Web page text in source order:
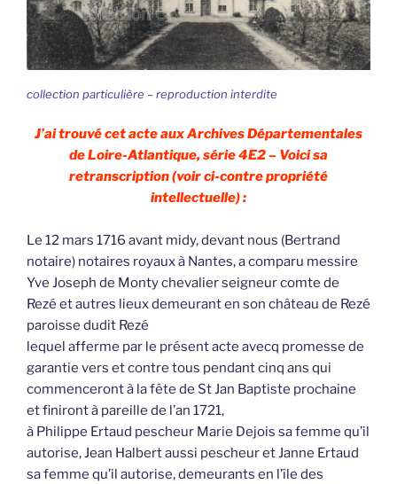
collection particulière – reproduction interdite
J’ai trouvé cet acte aux Archives Départementales
de Loire-Atlantique, série 4E2 – Voici sa
retranscription (voir ci-contre propriété
intellectuelle) :
Le 12 mars 1716 avant midy, devant nous (Bertrand
notaire) notaires royaux à Nantes, a comparu messire
Yve Joseph de Monty chevalier seigneur comte de
Rezé et autres lieux demeurant en son château de Rezé
paroisse dudit Rezé
lequel afferme par le présent acte avecq promesse de
garantie vers et contre tous pendant cinq ans qui
commenceront à la fête de St Jan Baptiste prochaine
et finiront à pareille de l’an 1721,
à Philippe Ertaud pescheur Marie Dejois sa femme qu’il
autorise, Jean Halbert aussi pescheur et Janne Ertaud
sa femme qu’il autorise, demeurants en l’île des